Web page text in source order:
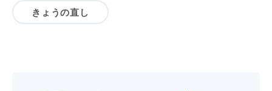
きょうの直し